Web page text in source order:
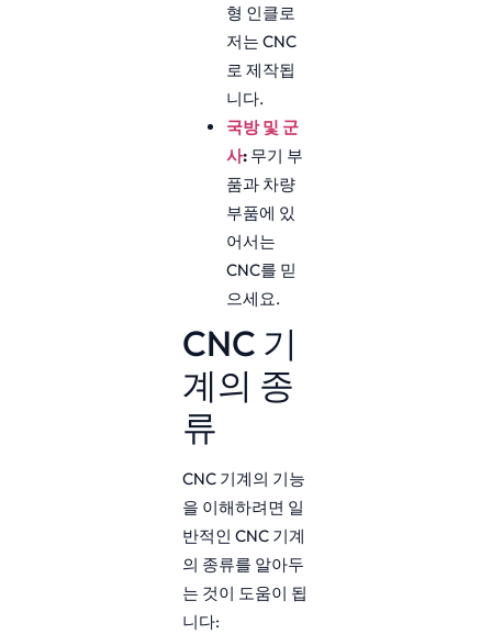
형 인클로
저는 CNC
로 제작됩
니다.
국방 및 군
사: 무기 부
품과 차량
부품에 있
어서는
CNC를 믿
으세요.
CNC 기
계의 종
류
CNC 기계의 기능
을 이해하려면 일
반적인 CNC 기계
의 종류를 알아두
는 것이 도움이 됩
니다: